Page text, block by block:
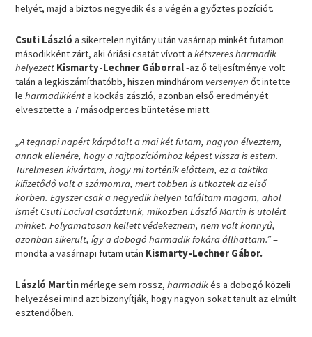
helyét, majd a biztos negyedik és a végén a győztes pozíciót.
Csuti László a sikertelen nyitány után vasárnap minkét futamon
másodikként zárt, aki óriási csatát vívott akétszeres harmadik
helyezett Kismarty-Lechner Gáborral-az ő teljesítménye volt
talán a legkiszámíthatóbb, hiszen mindhárom versenyen őt intette
leharmadikkénta kockás zászló, azonban első eredményét
elvesztette a 7 másodperces büntetése miatt.
„A tegnapi napért kárpótolt a mai két futam, nagyon élveztem,
annak ellenére, hogy a rajtpozíciómhoz képest vissza is estem.
Türelmesen kivártam, hogy mi történik előttem, ez a taktika
kifizetődő volt a számomra, mert többen is ütköztek az első
körben. Egyszer csak a negyedik helyen találtam magam, ahol
ismét Csuti Lacival csatáztunk, miközben László Martin is utolért
minket. Folyamatosan kellett védekeznem, nem volt könnyű,
azonban sikerült, így a dobogó harmadik fokára állhattam.”–
mondta a vasárnapi futam után Kismarty-Lechner Gábor.
László Martinmérlege sem rossz,harmadikés a dobogó közeli
helyezései mind azt bizonyítják, hogy nagyon sokat tanult az elmúlt
esztendőben.